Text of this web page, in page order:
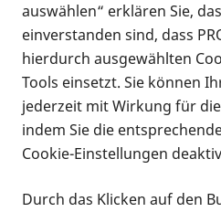
Infomaterial
Infomaterial
Vorlesen
auswählen“ erklären Sie,
einverstanden sind, dass
hierdurch ausgewählten
Tools einsetzt. Sie können
jederzeit mit Wirkung für
indem Sie die
Cookie-Einstellungen
Durch das Klicken auf den